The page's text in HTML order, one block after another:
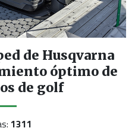
de Husqvarna
óptimo de
de golf
1311